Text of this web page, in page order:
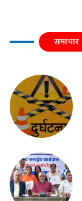
समाचार